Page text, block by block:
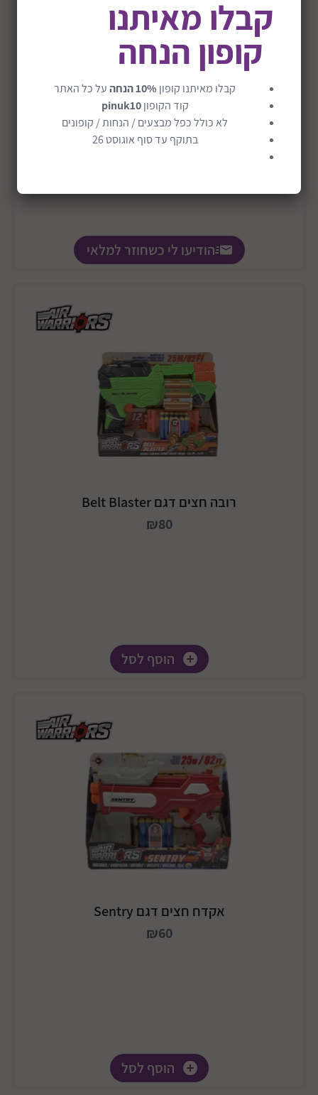
רובה חצים דגם The Walking Dead
הודיעו לי כשחוזר למלאי
רובה חצים דגם Belt Blaster
₪80
הוסף לסל
אקדח חצים דגם Sentry
₪60
הוסף לסל
קבלו מאיתנו
קופון הנחה
קבלו מאיתנו קופון 10% הנחה
על כל האתר
קוד הקופוןpinuk10
לא כולל כפל מבצעים / הנחות / קופונים
בתוקף עד סוף אוגוסט 26